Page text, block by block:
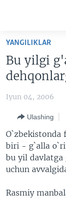
Boshiga
Qidiruvga
o'ting
AMERIKA
VATANDOSHLAR
MULTIMEDIA
AMERIKA
XALQARO
VASHINGTON
IJTIMOIY
FACEBOOK
YOUTUBE
INGLIZ TILI
EDITORIAL
YANGILIKLAR
Bu yilgi
Iyun 04, 2006
Ulashing
O`zbekistonda
biri - g`alla
bu yil davlatga
uchun
Rasmiy